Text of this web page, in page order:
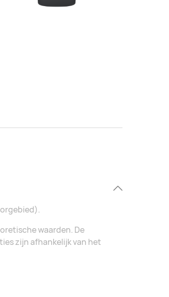
waarden. De
zijn afhankelijk van het